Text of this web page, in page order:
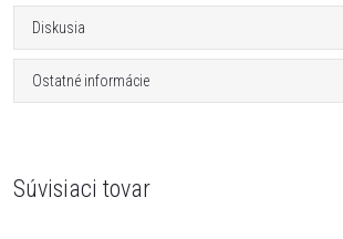
Diskusia
Ostatné informácie
Súvisiaci tovar